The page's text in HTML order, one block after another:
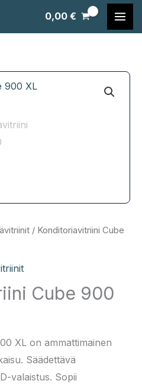
0,00€
/ Konditoriavitriini Cube
Cube 900
XL on ammattimainen
Säädettävä
valaistus. Sopii